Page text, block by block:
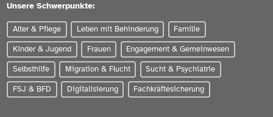
Unsere Schwerpunkte:
Alter & Pflege Leben mit Behinderung Familie
Kinder & Jugend Frauen Engagement & Gemeinwesen
Selbsthilfe Migration & Flucht Sucht & Psychiatrie
FSJ & BFD Digitalisierung Fachkräftesicherung